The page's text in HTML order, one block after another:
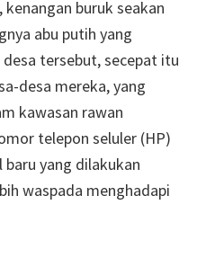
buruk seakan
abu putih yang
tersebut, secepat itu
desa mereka, yang
kawasan rawan
telepon seluler (HP)
baru yang dilakukan
waspada menghadapi